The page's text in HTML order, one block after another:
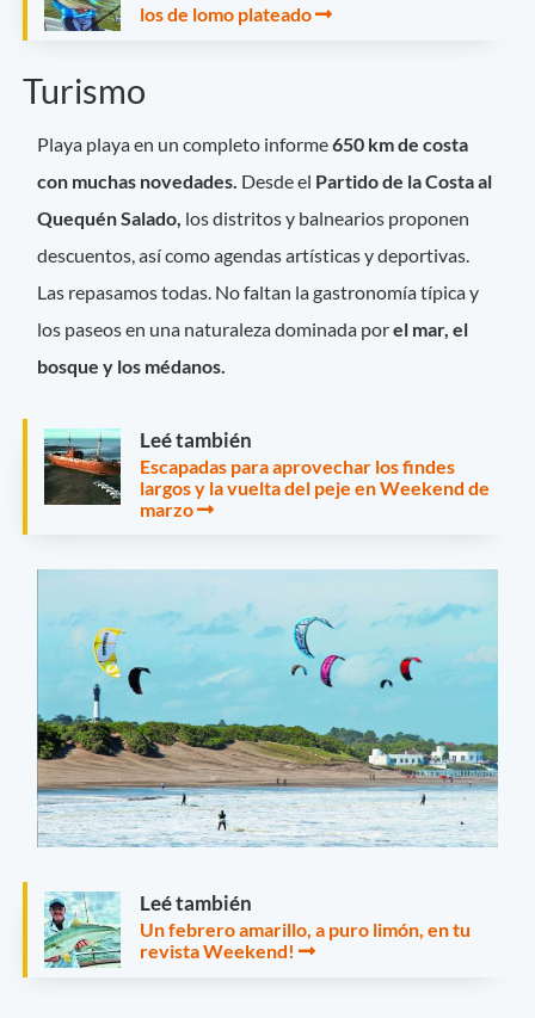
los de lomo plateado
Turismo
Playa playa en un completo informe650 km de costa
con muchas novedades. Desde el Partido de la Costa al
Quequén Salado, los distritos y balnearios proponen
descuentos, así como agendas artísticas y deportivas.
Las repasamos todas. No faltan la gastronomía típica y
los paseos en una naturaleza dominada porel mar, el
bosque y los médanos.
Leé también
Escapadas para aprovechar los findes
largos y la vuelta del peje en Weekend de
marzo
Leé también
Un febrero amarillo, a puro limón, en tu
revista Weekend!